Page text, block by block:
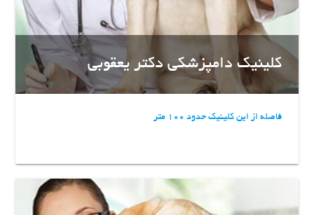
کلینیک دامپزشکی دکتر یعقوبی
فاصله از این کلینیک حدود 100 متر